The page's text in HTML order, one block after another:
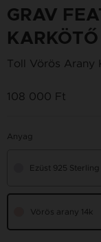
GRAV
KARKÖTŐ
Toll Vörös Arany
108 000 Ft
Anyag
Ezüst 925 Sterling
Vörös arany 14k